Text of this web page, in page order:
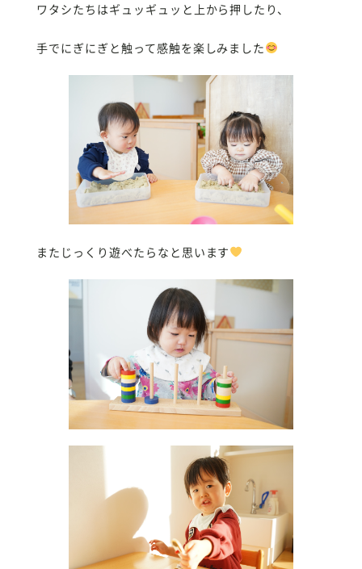
ワタシたちはギュッギュッと上から押したり、
手でにぎにぎと触って感触を楽しみました
またじっくり遊べたらなと思います